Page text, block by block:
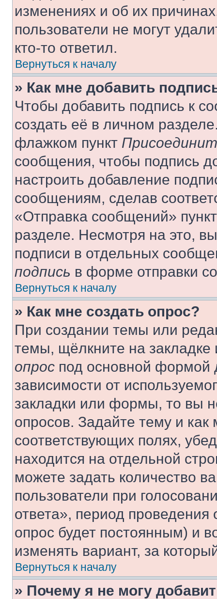
изменениях и об их
пользователи не могут
кто-то ответил.
Вернуться к началу
» Как мне добавить
Чтобы добавить подпись к
создать её в личном
флажком пункт
сообщения, чтобы подпись
настроить добавление
сообщениям, сделав
«Отправка сообщений»
разделе. Несмотря на это,
подписи в отдельных
подпись в форме отправки
Вернуться к началу
» Как мне создать опрос?
При создании темы или
темы, щёлкните на
опрос под основной формой
зависимости от
закладки или формы, то вы
опросов. Задайте тему и
соответствующих полях,
находится на отдельной
можете задать количество
пользователи при
ответа», период проведения
опрос будет постоянным) и
изменять вариант, за
Вернуться к началу
» Почему я не могу